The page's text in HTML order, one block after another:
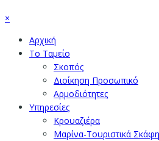
×
Αρχική
Το Ταμείο
Σκοπός
Διοίκηση Προσωπικό
Αρμοδιότητες
Υπηρεσίες
Κρουαζιέρα
Μαρίνα-Τουριστικά Σκάφη